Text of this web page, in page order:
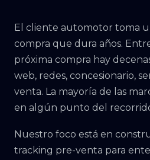
El cliente automotor toma
compra que dura años.
próxima compra hay
web, redes, concesionario,
venta. La mayoría de las
en algún punto del
Nuestro foco está en
tracking pre-venta para